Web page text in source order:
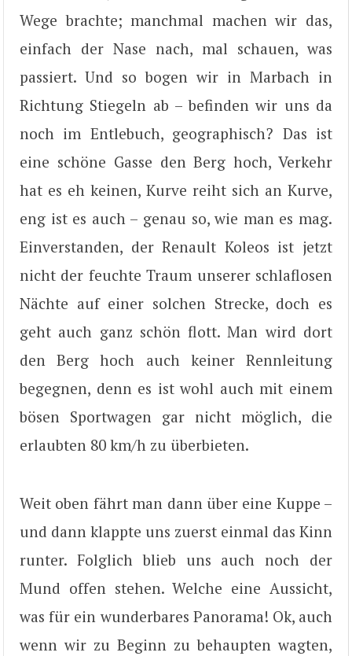
Wege brachte; manchmal machen wir das,
einfach der Nase nach, mal schauen, was
passiert. Und so bogen wir in Marbach in
Richtung Stiegeln ab – befinden wir uns da
noch im Entlebuch, geographisch? Das ist
eine schöne Gasse den Berg hoch, Verkehr
hat es eh keinen, Kurve reiht sich an Kurve,
eng ist es auch – genau so, wie man es mag.
Einverstanden, der Renault Koleos ist jetzt
nicht der feuchte Traum unserer schlaflosen
Nächte auf einer solchen Strecke, doch es
geht auch ganz schön flott. Man wird dort
den Berg hoch auch keiner Rennleitung
begegnen, denn es ist wohl auch mit einem
bösen Sportwagen gar nicht möglich, die
erlaubten 80 km/h zu überbieten.
Weit oben fährt man dann über eine Kuppe –
und dann klappte uns zuerst einmal das Kinn
runter. Folglich blieb uns auch noch der
Mund offen stehen. Welche eine Aussicht,
was für ein wunderbares Panorama! Ok, auch
wenn wir zu Beginn zu behaupten wagten,